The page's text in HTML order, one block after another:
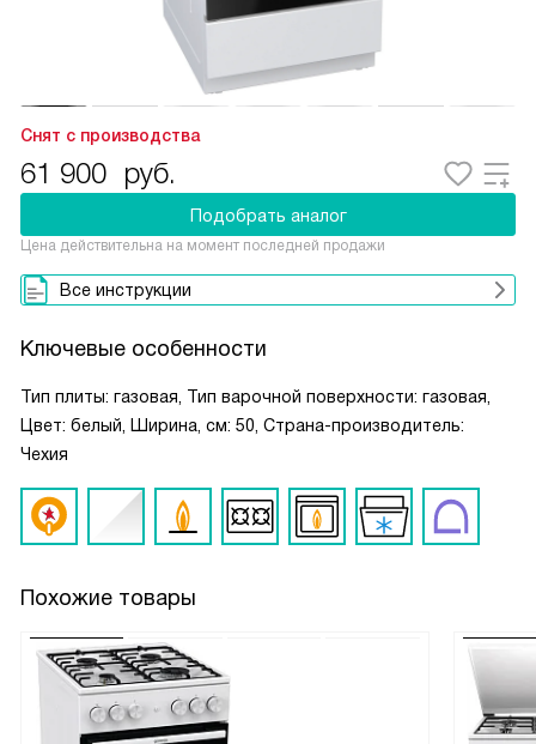
Снят с производства
61 900 руб.
Подобрать аналог
Цена действительна на момент последней продажи
Все инструкции
Ключевые особенности
Тип плиты: газовая, Тип варочной поверхности: газовая,
Цвет: белый, Ширина, см: 50, Страна-производитель:
Чехия
Похожие товары